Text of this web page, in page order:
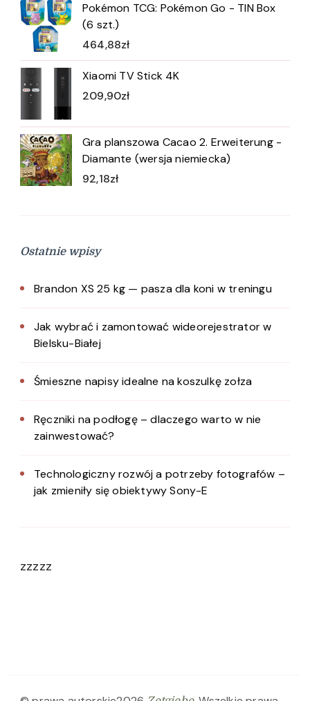
Pokémon TCG: Pokémon Go - TIN Box
(6 szt.)
464,88zł
Xiaomi TV Stick 4K
209,90zł
Gra planszowa Cacao 2. Erweiterung -
Diamante (wersja niemiecka)
92,18zł
Ostatnie wpisy
Brandon XS 25 kg — pasza dla koni w treningu
Jak wybrać i zamontować wideorejestrator w
Bielsku-Białej
Śmieszne napisy idealne na koszulkę zołza
Ręczniki na podłogę – dlaczego warto w nie
zainwestować?
Technologiczny rozwój a potrzeby fotografów –
jak zmieniły się obiektywy Sony-E
zzzzz